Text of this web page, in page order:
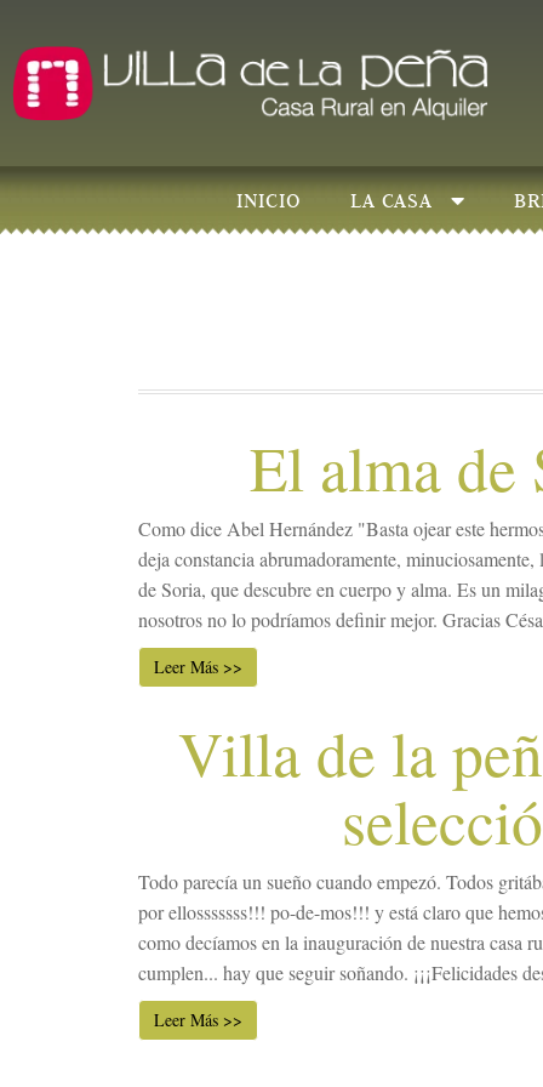
INICIO LA CASA
El alma de
Como dice Abel Hernández "Basta ojear este
deja constancia abrumadoramente, minuciosamente,
de Soria, que descubre en cuerpo y alma. Es un
nosotros no lo podríamos definir mejor. Gracias
Leer Más >>
Villa de la
Todo parecía un sueño cuando empezó. Todos
por ellosssssss!!! po-de-mos!!! y está claro que
como decíamos en la inauguración de nuestra casa
cumplen... hay que seguir soñando. ¡¡¡Felicidades
Leer Más >>